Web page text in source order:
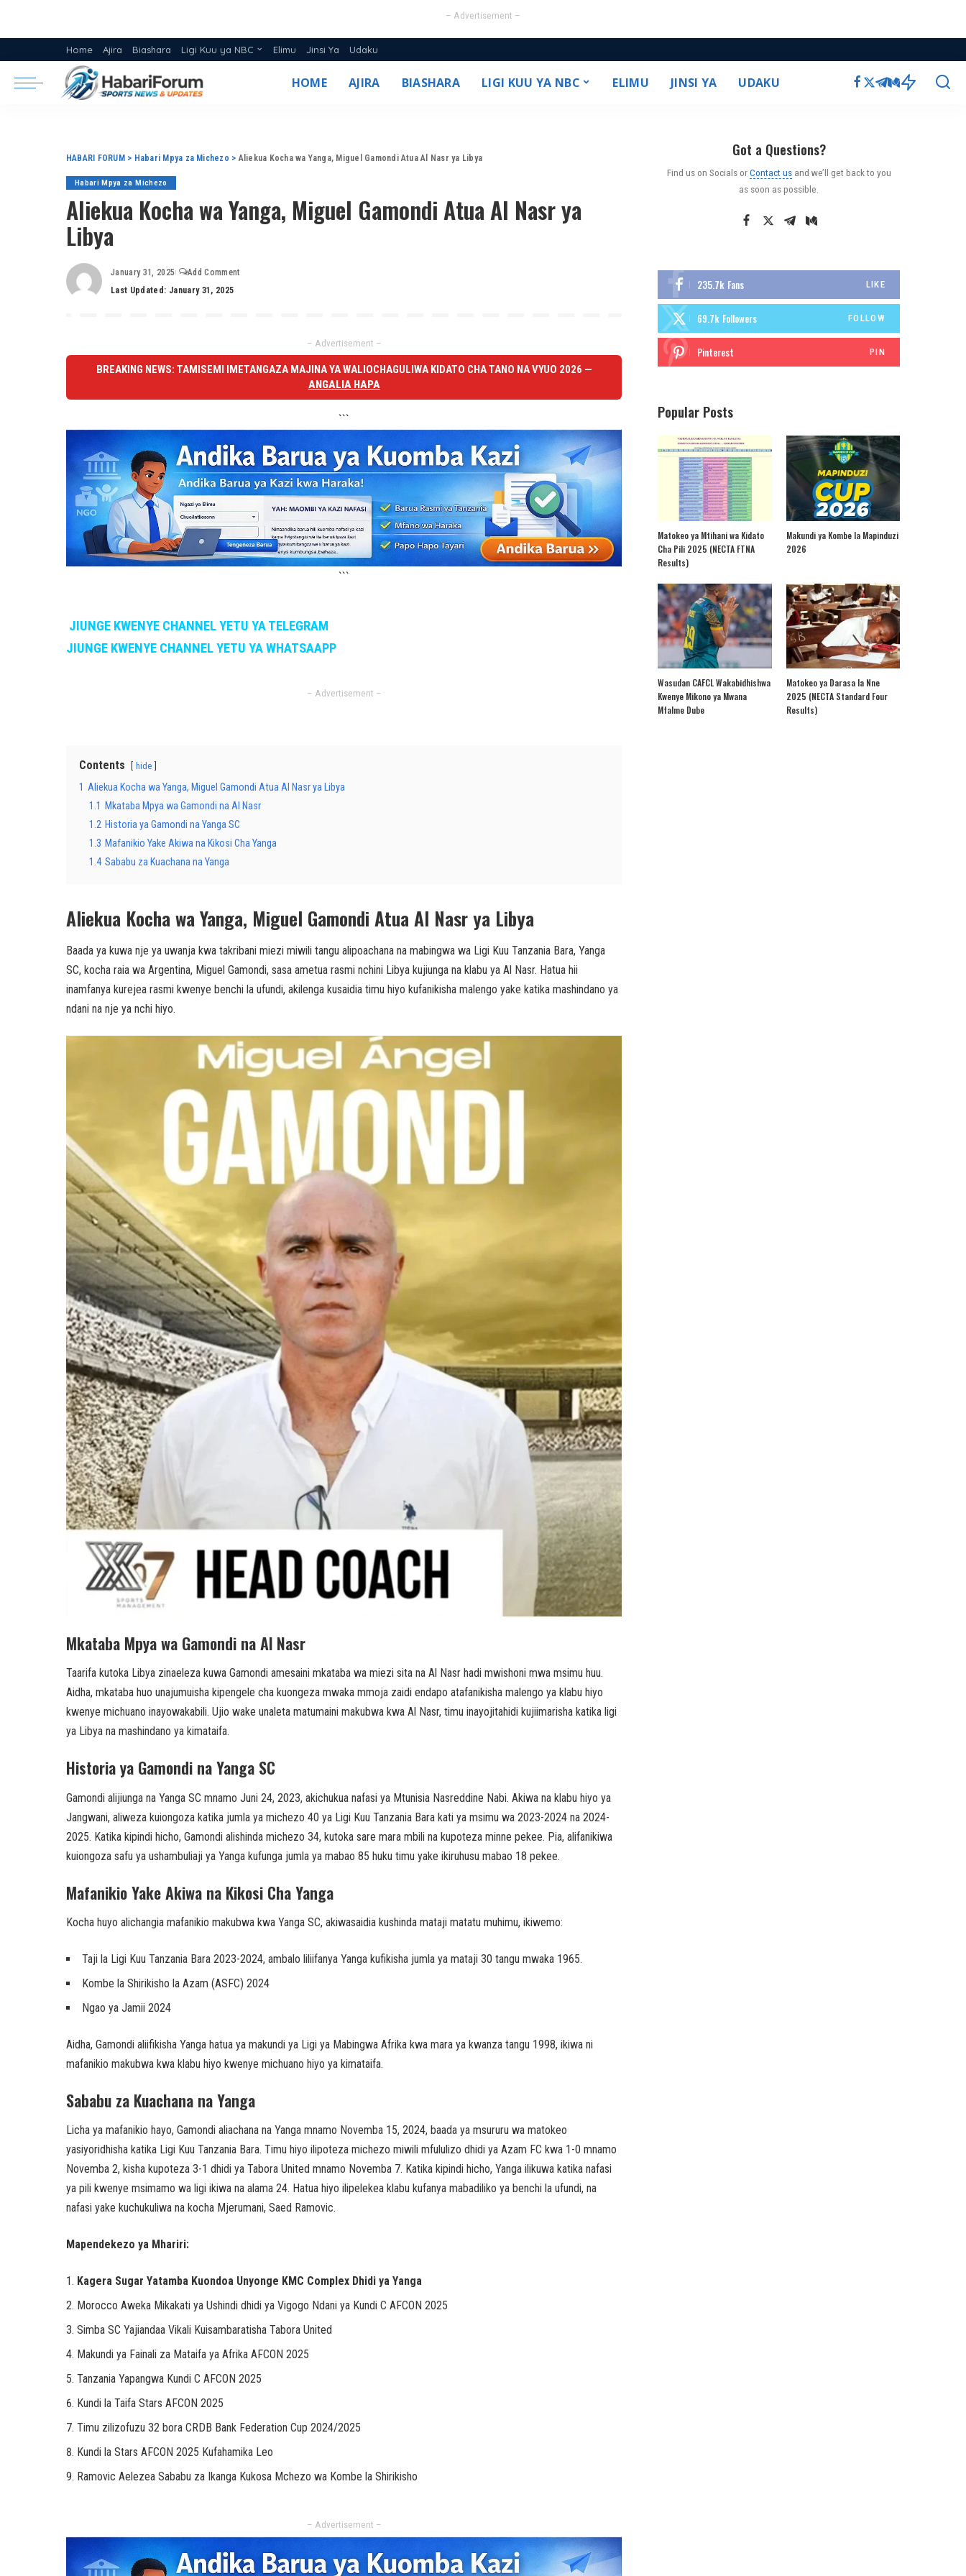
– Advertisement –
Home Ajira Biashara Ligi Kuu ya NBC
Msimamo Ligi Kuu ya NBC 2025/26
Elimu Jinsi Ya Udaku
HOME AJIRA BIASHARA LIGI KUU YA NBC ELIMU JINSI YA UDAKU
HABARI FORUM > Habari Mpya za Michezo > Aliekua Kocha wa Yanga, Miguel Gamondi Atua Al Nasr ya Libya
Habari Mpya za Michezo
Aliekua Kocha wa Yanga, Miguel Gamondi Atua Al Nasr ya
Libya
January 31, 2025
Add Comment
Last Updated: January 31, 2025
– Advertisement –
BREAKING NEWS: TAMISEMI IMETANGAZA MAJINA YA WALIOCHAGULIWA KIDATO CHA TANO NA VYUO 2026 —
ANGALIA HAPA
```
```
JIUNGE KWENYE CHANNEL YETU YA TELEGRAM
JIUNGE KWENYE CHANNEL YETU YA WHATSAAPP
– Advertisement –
Contents hide
1 Aliekua Kocha wa Yanga, Miguel Gamondi Atua Al Nasr ya Libya
1.1 Mkataba Mpya wa Gamondi na Al Nasr
1.2 Historia ya Gamondi na Yanga SC
1.3 Mafanikio Yake Akiwa na Kikosi Cha Yanga
1.4 Sababu za Kuachana na Yanga
Aliekua Kocha wa Yanga, Miguel Gamondi Atua Al Nasr ya Libya
Baada ya kuwa nje ya uwanja kwa takribani miezi miwili tangu alipoachana na mabingwa wa Ligi Kuu Tanzania Bara, Yanga
SC, kocha raia wa Argentina, Miguel Gamondi, sasa ametua rasmi nchini Libya kujiunga na klabu ya Al Nasr. Hatua hii
inamfanya kurejea rasmi kwenye benchi la ufundi, akilenga kusaidia timu hiyo kufanikisha malengo yake katika mashindano ya
ndani na nje ya nchi hiyo.
Mkataba Mpya wa Gamondi na Al Nasr
Taarifa kutoka Libya zinaeleza kuwa Gamondi amesaini mkataba wa miezi sita na Al Nasr hadi mwishoni mwa msimu huu.
Aidha, mkataba huo unajumuisha kipengele cha kuongeza mwaka mmoja zaidi endapo atafanikisha malengo ya klabu hiyo
kwenye michuano inayowakabili. Ujio wake unaleta matumaini makubwa kwa Al Nasr, timu inayojitahidi kujiimarisha katika ligi
ya Libya na mashindano ya kimataifa.
Historia ya Gamondi na Yanga SC
Gamondi alijiunga na Yanga SC mnamo Juni 24, 2023, akichukua nafasi ya Mtunisia Nasreddine Nabi. Akiwa na klabu hiyo ya
Jangwani, aliweza kuiongoza katika jumla ya michezo 40 ya Ligi Kuu Tanzania Bara kati ya msimu wa 2023-2024 na 2024-
2025. Katika kipindi hicho, Gamondi alishinda michezo 34, kutoka sare mara mbili na kupoteza minne pekee. Pia, alifanikiwa
kuiongoza safu ya ushambuliaji ya Yanga kufunga jumla ya mabao 85 huku timu yake ikiruhusu mabao 18 pekee.
Mafanikio Yake Akiwa na Kikosi Cha Yanga
Kocha huyo alichangia mafanikio makubwa kwa Yanga SC, akiwasaidia kushinda mataji matatu muhimu, ikiwemo:
Taji la Ligi Kuu Tanzania Bara 2023-2024, ambalo liliifanya Yanga kufikisha jumla ya mataji 30 tangu mwaka 1965.
Kombe la Shirikisho la Azam (ASFC) 2024
Ngao ya Jamii 2024
Aidha, Gamondi aliifikisha Yanga hatua ya makundi ya Ligi ya Mabingwa Afrika kwa mara ya kwanza tangu 1998, ikiwa ni
mafanikio makubwa kwa klabu hiyo kwenye michuano hiyo ya kimataifa.
Sababu za Kuachana na Yanga
Licha ya mafanikio hayo, Gamondi aliachana na Yanga mnamo Novemba 15, 2024, baada ya msururu wa matokeo
yasiyoridhisha katika Ligi Kuu Tanzania Bara. Timu hiyo ilipoteza michezo miwili mfululizo dhidi ya Azam FC kwa 1-0 mnamo
Novemba 2, kisha kupoteza 3-1 dhidi ya Tabora United mnamo Novemba 7. Katika kipindi hicho, Yanga ilikuwa katika nafasi
ya pili kwenye msimamo wa ligi ikiwa na alama 24. Hatua hiyo ilipelekea klabu kufanya mabadiliko ya benchi la ufundi, na
nafasi yake kuchukuliwa na kocha Mjerumani, Saed Ramovic.
Mapendekezo ya Mhariri:
Kagera Sugar Yatamba Kuondoa Unyonge KMC Complex Dhidi ya Yanga
Morocco Aweka Mikakati ya Ushindi dhidi ya Vigogo Ndani ya Kundi C AFCON 2025
Simba SC Yajiandaa Vikali Kuisambaratisha Tabora United
Makundi ya Fainali za Mataifa ya Afrika AFCON 2025
Tanzania Yapangwa Kundi C AFCON 2025
Kundi la Taifa Stars AFCON 2025
Timu zilizofuzu 32 bora CRDB Bank Federation Cup 2024/2025
Kundi la Stars AFCON 2025 Kufahamika Leo
Ramovic Aelezea Sababu za Ikanga Kukosa Mchezo wa Kombe la Shirikisho
– Advertisement –
Got a Questions?
Find us on Socials orContact usand we’ll get back to you
as soon as possible.
235.7k Fans LIKE
69.7k Followers FOLLOW
Pinterest PIN
Popular Posts
Matokeo ya Mtihani wa Kidato
Cha Pili 2025 (NECTA FTNA
Results)
Makundi ya Kombe la Mapinduzi
2026
Wasudan CAFCL Wakabidhishwa
Kwenye Mikono ya Mwana
Mfalme Dube
Matokeo ya Darasa la Nne
2025 (NECTA Standard Four
Results)